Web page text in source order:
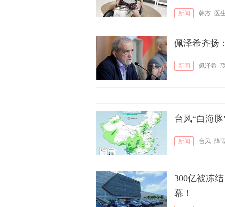
新闻 韩杰 医
佩泽希齐扬
新闻 佩泽希
台风“白海
新闻 台风 降
300亿被冻
幕！